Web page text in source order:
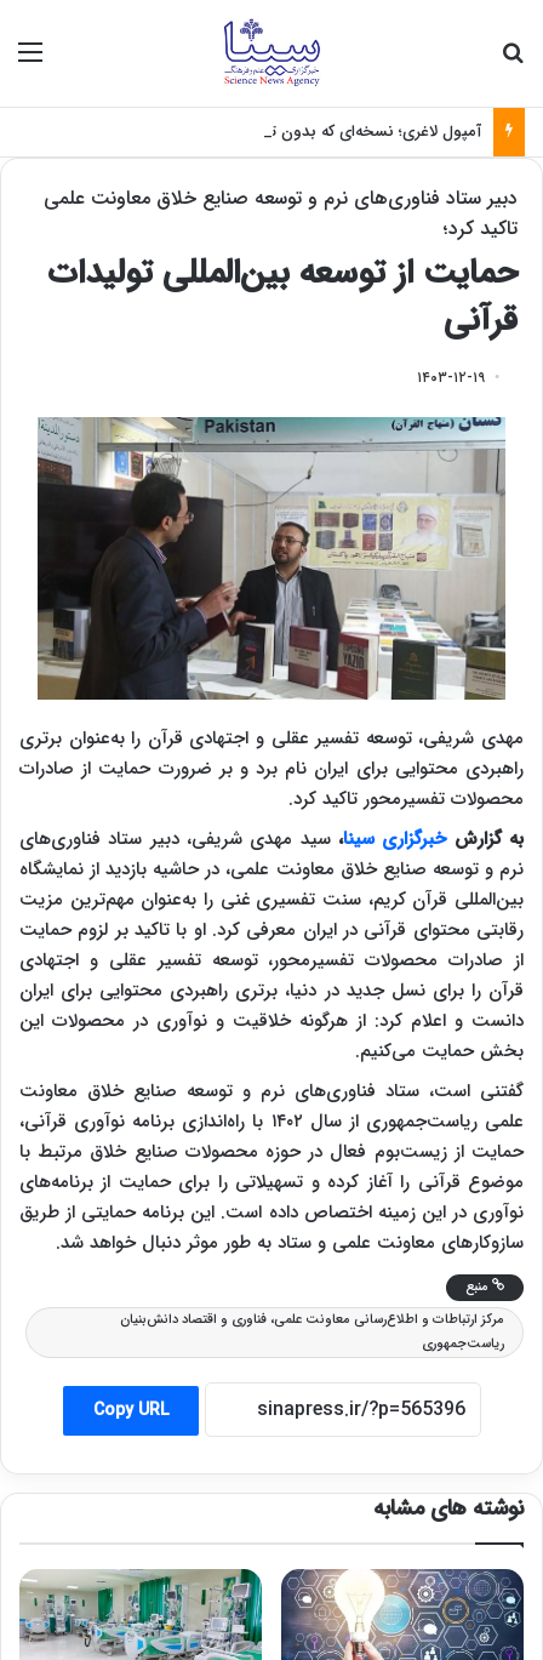
آمپول لاغری؛ نسخه‌ای که بدون تغذیه خطرناک می‌شود
دبیر ستاد فناوری‌های نرم و توسعه صنایع خلاق معاونت علمی
تاکید کرد؛
حمایت از توسعه بین‌المللی تولیدات
قرآنی
۱۴۰۳-۱۲-۱۹
مهدی شریفی، توسعه تفسیر عقلی و اجتهادی قرآن را به‌عنوان برتری
راهبردی محتوایی برای ایران نام برد و بر ضرورت حمایت از صادرات
محصولات تفسیرمحور تاکید کرد.
به گزارشخبرگزاری سینا، سید مهدی شریفی، دبیر ستاد فناوری‌های
نرم و توسعه صنایع خلاق معاونت علمی، در حاشیه بازدید از نمایشگاه
بین‌المللی قرآن کریم، سنت تفسیری غنی را به‌عنوان مهم‌ترین مزیت
رقابتی محتوای قرآنی در ایران معرفی کرد. او با تاکید بر لزوم حمایت
از صادرات محصولات تفسیرمحور، توسعه تفسیر عقلی و اجتهادی
قرآن را برای نسل جدید در دنیا، برتری راهبردی محتوایی برای ایران
دانست و اعلام کرد: از هرگونه خلاقیت و نوآوری در محصولات این
بخش حمایت می‌کنیم.
گفتنی است، ستاد فناوری‌های نرم و توسعه صنایع خلاق معاونت
علمی ریاست‌جمهوری از سال ۱۴۰۲ با راه‌اندازی برنامه نوآوری قرآنی،
حمایت از زیست‌بوم فعال در حوزه محصولات صنایع خلاق مرتبط با
موضوع قرآنی را آغاز کرده و تسهیلاتی را برای حمایت از برنامه‌های
نوآوری در این زمینه اختصاص داده است. این برنامه حمایتی از طریق
سازوکارهای معاونت علمی و ستاد به طور موثر دنبال خواهد شد.
منبع
مرکز ارتباطات و اطلاع‌رسانی معاونت علمی، فناوری و اقتصاد دانش‌بنیان
ریاست‌جمهوری
Copy URL
نوشته های مشابه